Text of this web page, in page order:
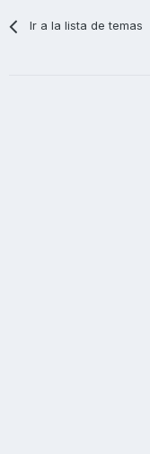
Ir a la lista de temas